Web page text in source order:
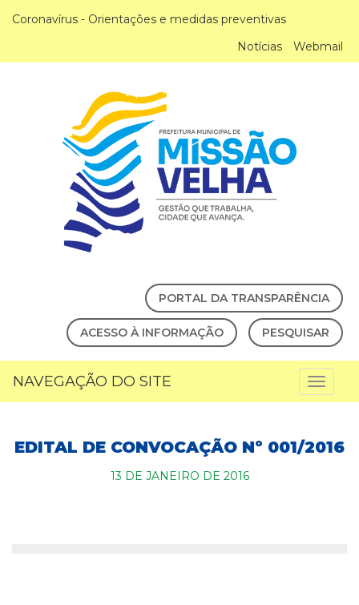
Coronavírus - Orientações e medidas preventivas
Notícias
Webmail
PORTAL DA TRANSPARÊNCIA
ACESSO À INFORMAÇÃO PESQUISAR
NAVEGAÇÃO DO SITE
EDITAL DE CONVOCAÇÃO Nº 001/2016
13 DE JANEIRO DE 2016